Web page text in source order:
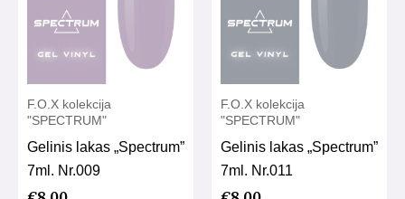
F.O.X kolekcija
"SPECTRUM"
Gelinis lakas „Spectrum”
7ml. Nr.009
F.O.X kolekcija
"SPECTRUM"
Gelinis lakas „Spectrum”
7ml. Nr.011